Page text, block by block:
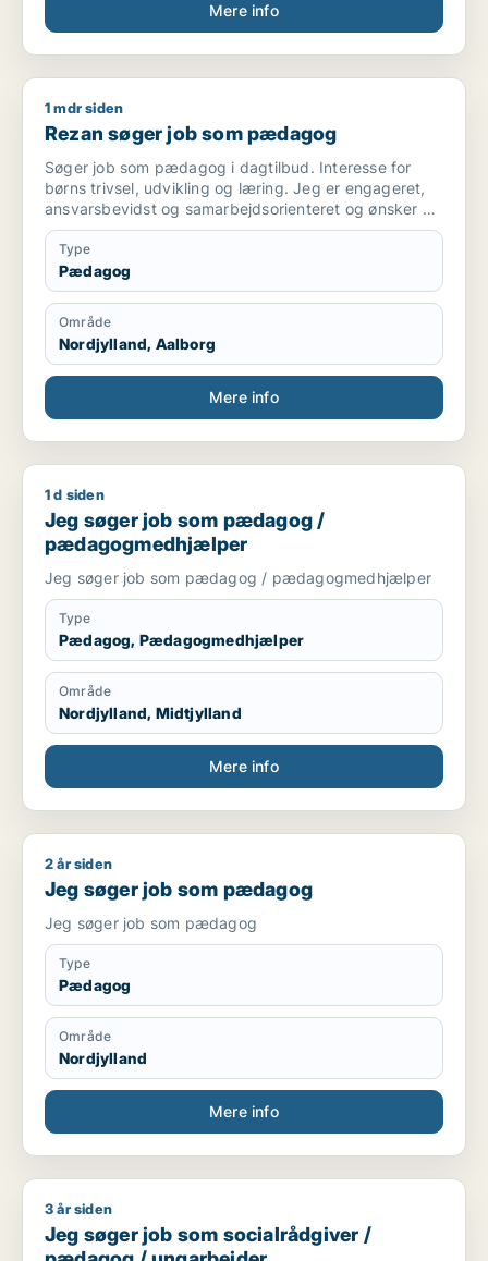
Mere info
Rezan søger job som pædagog
1 mdr siden
Rezan søger job som pædagog
Søger job som pædagog i dagtilbud. Interesse for
børns trivsel, udvikling og læring. Jeg er engageret,
ansvarsbevidst og samarbejdsorienteret og ønsker at
bidrage til et trygt og udviklende miljø for børnene.
Type
Pædagog
Område
Nordjylland, Aalborg
Mere info
Jeg søger job som pædagog / pædagogmedhjælper
1 d siden
Jeg søger job som pædagog /
pædagogmedhjælper
Jeg søger job som pædagog / pædagogmedhjælper
Type
Pædagog, Pædagogmedhjælper
Område
Nordjylland, Midtjylland
Mere info
Jeg søger job som pædagog
2 år siden
Jeg søger job som pædagog
Jeg søger job som pædagog
Type
Pædagog
Område
Nordjylland
Mere info
Jeg søger job som socialrådgiver / pædagog / ungarbejder
3 år siden
Jeg søger job som socialrådgiver /